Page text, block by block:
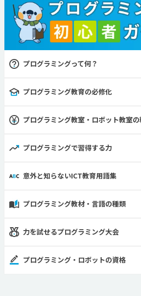
プログラミングって何？
プログラミング教育の必修化
プログラミング教室・ロボット教室
プログラミングで習得する力
意外と知らないICT教育用語集
プログラミング教材・言語の種類
力を試せるプログラミング大会
プログラミング・ロボットの資格